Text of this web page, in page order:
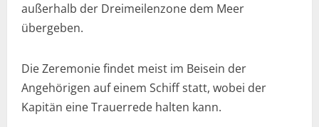
außerhalb der Dreimeilenzone dem Meer
übergeben.
Die Zeremonie findet meist im Beisein der
Angehörigen auf einem Schiff statt, wobei der
Kapitän eine Trauerrede halten kann.